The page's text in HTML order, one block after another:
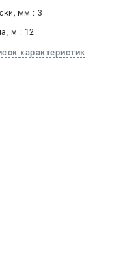
мм : 3
м : 12
характеристик